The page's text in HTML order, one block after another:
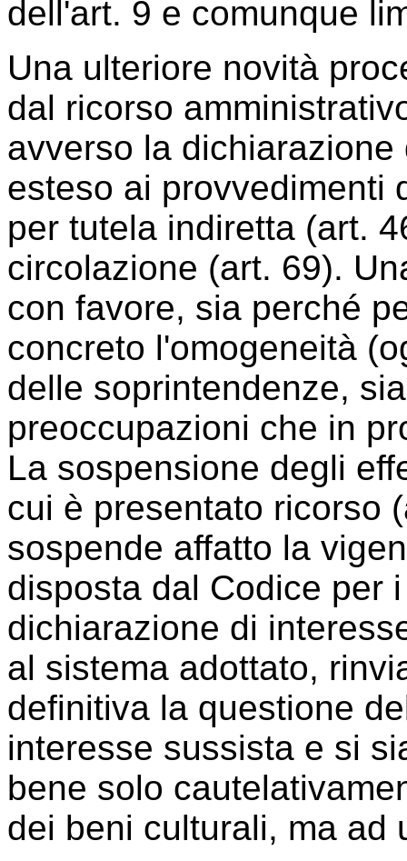
dell'art. 9 e comunque
Una ulteriore novità
dal ricorso
avverso la
esteso ai provvedimenti
per tutela indiretta (art.
circolazione (art. 69).
con favore, sia perché
concreto l'omogeneità
delle soprintendenze,
preoccupazioni che in
La sospensione degli
cui è presentato ricorso
sospende affatto la
disposta dal Codice per
dichiarazione di
al sistema adottato,
definitiva la questione
interesse sussista e si
bene solo
dei beni culturali, ma